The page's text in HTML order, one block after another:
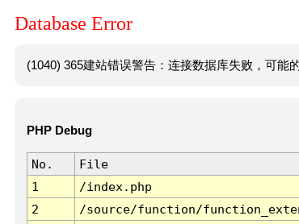
Database Error
(1040) 365建站错误警告：连接数据库失败，可能
PHP Debug
No. File
1
/index.php
2
/source/function/